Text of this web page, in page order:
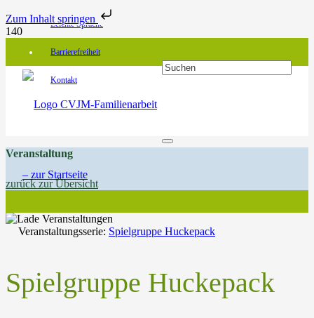
Zum Inhalt springen
Leichte Sprache
Barrierefreiheit
Kontakt
Veranstaltung
zurück zur Übersicht
Veranstaltungsserie: Spielgruppe Huckepack
Spielgruppe Huckepack